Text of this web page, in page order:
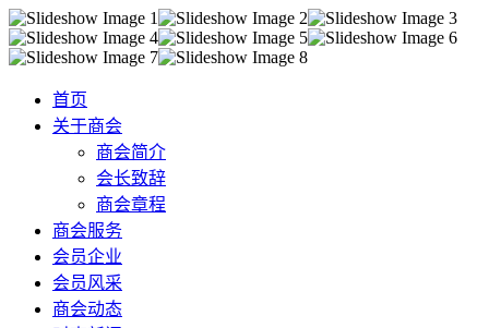
首页
关于商会
商会简介
会长致辞
商会章程
商会服务
会员企业
会员风采
商会动态